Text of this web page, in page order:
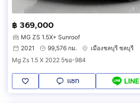
฿ 369,000
MG ZS 1.5X+ Sunroof
2021
99,576 กม.
เมืองชลบุรี ชลบุรี
Mg Zs 1.5 X 2022 5ขอ-984
แชท LINE